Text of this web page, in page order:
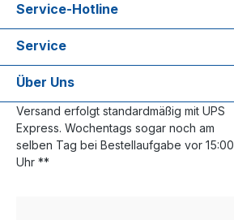
Service-Hotline
Service
Über Uns
Versand erfolgt standardmäßig mit UPS
Express. Wochentags sogar noch am
selben Tag bei Bestellaufgabe vor 15:00
Uhr **